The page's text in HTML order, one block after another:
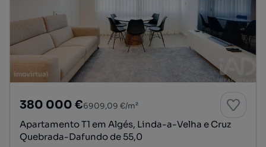
380 000 €6909,09 €/m²
Apartamento T1 em Algés, Linda-a-Velha e Cruz
Quebrada-Dafundo de 55,0